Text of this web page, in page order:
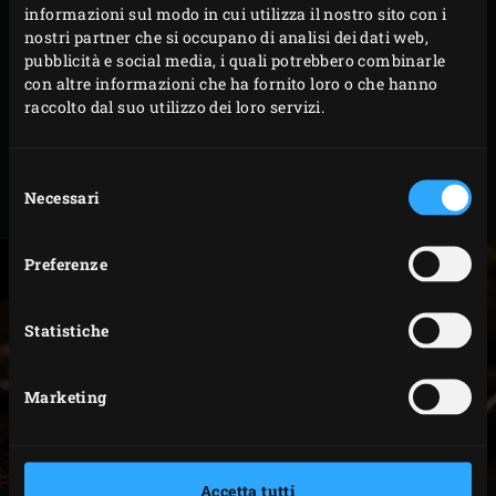
informazioni sul modo in cui utilizza il nostro sito con i
nostri partner che si occupano di analisi dei dati web,
pubblicità e social media, i quali potrebbero combinarle
con altre informazioni che ha fornito loro o che hanno
raccolto dal suo utilizzo dei loro servizi.
delNecessari
Preferenze
Statistiche
Marketing
Accetta tutti
Girare le costolette di agnello e l’aglio. Mettere il
timo e il rosmarino sopra e in mezzo alle costolette
e all’aglio, grigliare nuovamente per 2 minuti.
Chiudere il coperchio dell’EGG dopo ogni passaggio.
con la ratatouille e il chimichurri. Spremere l’aglio
sulla carne.